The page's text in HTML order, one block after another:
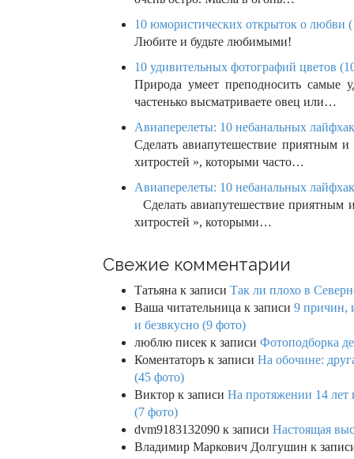
10 юмористических открыток о любви
Любите и будьте любимыми!
10 удивительных фотографий цветов
Природа умеет преподносить самые
частенько высматриваете овец или…
Авиаперелеты: 10 небанальных
Сделать авиапутешествие приятным
хитростей », которыми часто…
Авиаперелеты: 10 небанальных
Сделать авиапутешествие приятным
хитростей », которыми…
Свежие комментарии
Татьяна к записи Так ли плохо в
Ваша читательница к записи 9 причин,
и безвкусно (9 фото)
люблю писек к записи Фотоподборка
Коментаторъ к записи На обочине:
(45 фото)
Виктор к записи На протяжении 14 лет
(7 фото)
dvm9183132090 к записи Настоящая
Владимир Маркович Долгушин к